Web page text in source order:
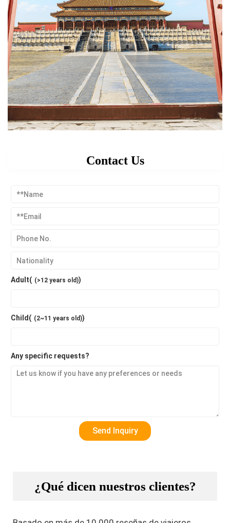
Contact Us
Adult( (>12 years old))
Child( (2~11 years old))
Any specific requests?
¿Qué dicen nuestros clientes?